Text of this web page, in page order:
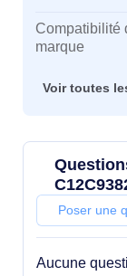
Compatibilité
marque
Voir toutes
Poser une
Aucune